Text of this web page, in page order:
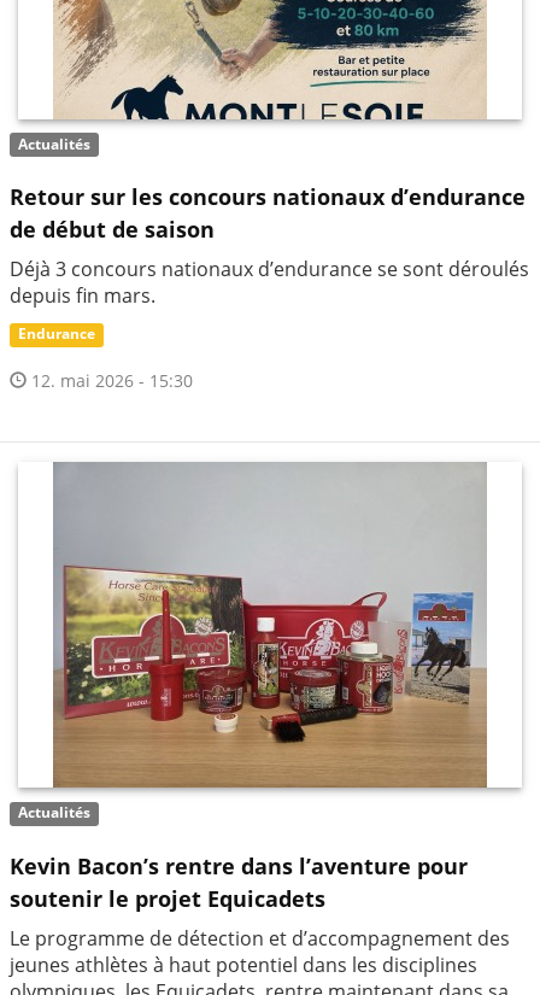
Actualités
Retour sur les concours nationaux d’endurance
de début de saison
Déjà 3 concours nationaux d’endurance se sont déroulés
depuis fin mars.
Endurance
12. mai 2026 - 15:30
Actualités
Kevin Bacon’s rentre dans l’aventure pour
soutenir le projet Equicadets
Le programme de détection et d’accompagnement des
jeunes athlètes à haut potentiel dans les disciplines